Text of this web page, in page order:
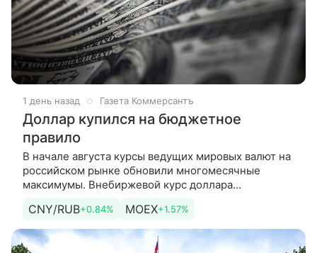
1 день назад Газета Коммерсантъ
Доллар купился на бюджетное
правило
В начале августа курсы ведущих мировых валют на
российском рынке обновили многомесячные
максимумы. Внебиржевой курс доллара
юаня — до 12,25 руб./CNY. Ослаблению
CNY/RUB+0.84% MOEX+1.57%